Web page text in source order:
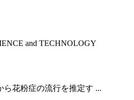
and TECHNOLOGY
ら花粉症の流行を推定す ...